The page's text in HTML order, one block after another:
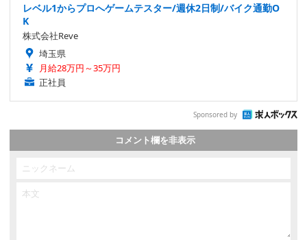
レベル1からプロへゲームテスター/週休2日制/バイク通勤O
K
株式会社Reve
埼玉県
月給28万円～35万円
正社員
Sponsored by
コメント欄を非表示